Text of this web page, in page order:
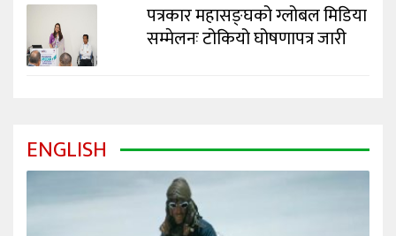
पत्रकार महासङ्घको ग्लोबल मिडिया
सम्मेलनः टोकियो घोषणापत्र जारी
ENGLISH